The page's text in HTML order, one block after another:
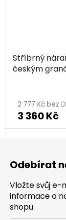
Stříbrný
českým
2 777 Kč bez
3 360 Kč
Odebírat
Vložte svůj e-
informace o
shopu.